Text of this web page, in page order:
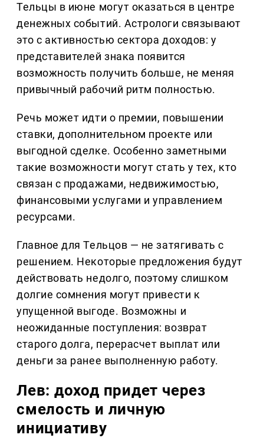
Тельцы в июне могут оказаться в центре
денежных событий. Астрологи связывают
это с активностью сектора доходов: у
представителей знака появится
возможность получить больше, не меняя
привычный рабочий ритм полностью.
Речь может идти о премии, повышении
ставки, дополнительном проекте или
выгодной сделке. Особенно заметными
такие возможности могут стать у тех, кто
связан с продажами, недвижимостью,
финансовыми услугами и управлением
ресурсами.
Главное для Тельцов — не затягивать с
решением. Некоторые предложения будут
действовать недолго, поэтому слишком
долгие сомнения могут привести к
упущенной выгоде. Возможны и
неожиданные поступления: возврат
старого долга, перерасчет выплат или
деньги за ранее выполненную работу.
Лев: доход придет через
смелость и личную
инициативу